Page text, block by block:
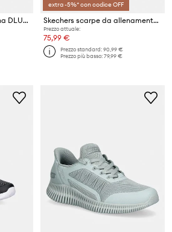
Skechers sandali da donna DLUX WALKER SANDAL
extra -5%* con codice OFF
Skechers scarpe da allenamento da donna GO WALK GLIDE-STEP
Prezzo attuale:
75,99 €
Prezzo standard:90,99 €
Prezzo più basso:79,99 €